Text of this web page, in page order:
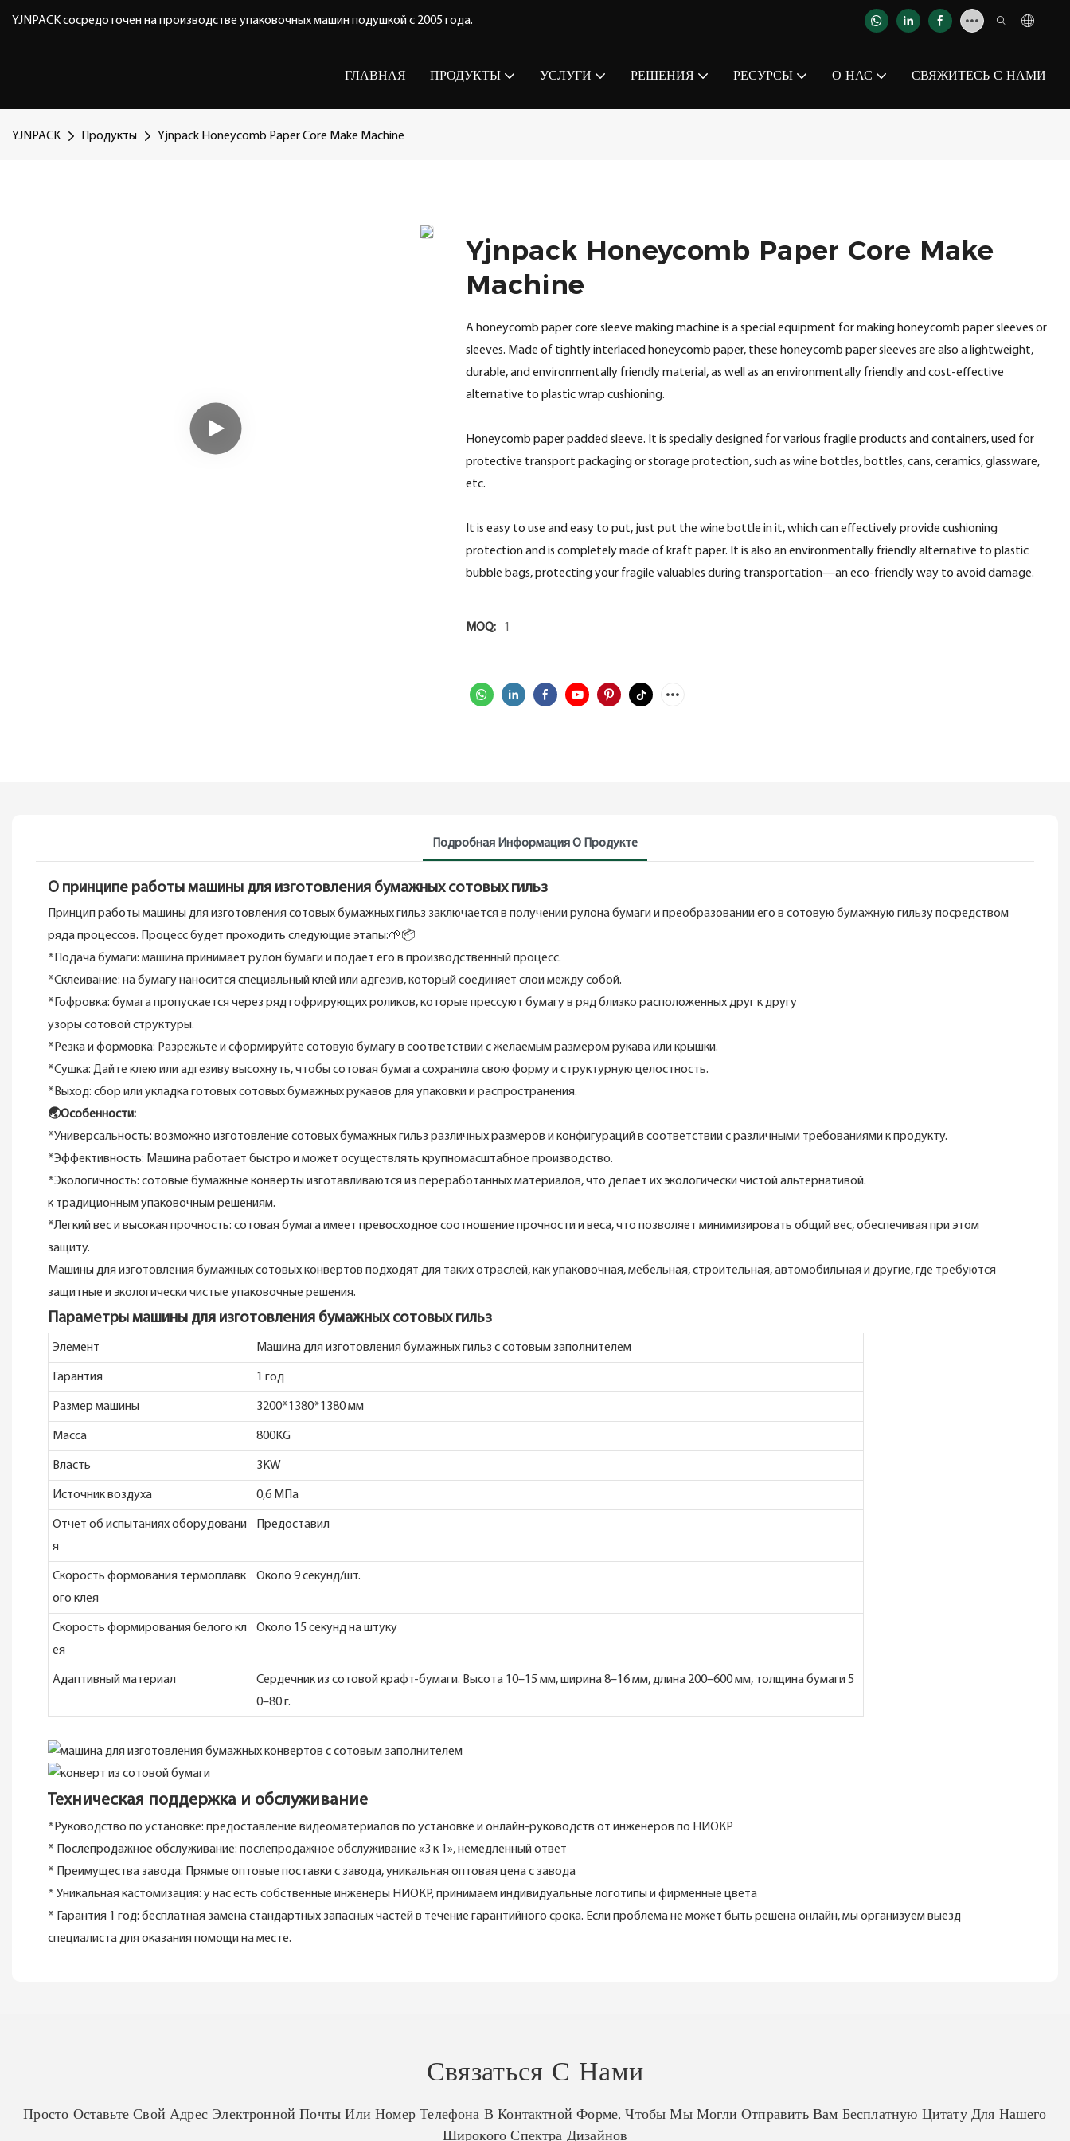
YJNPACK сосредоточен на производстве упаковочных машин подушкой с 2005 года.
ГЛАВНАЯ ПРОДУКТЫ УСЛУГИ РЕШЕНИЯ РЕСУРСЫ О НАС СВЯЖИТЕСЬ С НАМИ
YJNPACK Продукты Yjnpack Honeycomb Paper Core Make Machine
Yjnpack Honeycomb Paper Core Make
Machine
A honeycomb paper core sleeve making machine is a special equipment for making honeycomb paper sleeves or
sleeves. Made of tightly interlaced honeycomb paper, these honeycomb paper sleeves are also a lightweight,
durable, and environmentally friendly material, as well as an environmentally friendly and cost-effective
alternative to plastic wrap cushioning.
Honeycomb paper padded sleeve. It is specially designed for various fragile products and containers, used for
protective transport packaging or storage protection, such as wine bottles, bottles, cans, ceramics, glassware,
etc.
It is easy to use and easy to put, just put the wine bottle in it, which can effectively provide cushioning
protection and is completely made of kraft paper. It is also an environmentally friendly alternative to plastic
bubble bags, protecting your fragile valuables during transportation—an eco-friendly way to avoid damage.
MOQ: 1
Подробная Информация О Продукте
О принципе работы машины для изготовления бумажных сотовых гильз
Принцип работы машины для изготовления сотовых бумажных гильз заключается в получении рулона бумаги и преобразовании его в сотовую бумажную гильзу посредством
ряда процессов. Процесс будет проходить следующие этапы:🌱📦
*Подача бумаги: машина принимает рулон бумаги и подает его в производственный процесс.
*Склеивание: на бумагу наносится специальный клей или адгезив, который соединяет слои между собой.
*Гофровка: бумага пропускается через ряд гофрирующих роликов, которые прессуют бумагу в ряд близко расположенных друг к другу
узоры сотовой структуры.
*Резка и формовка: Разрежьте и сформируйте сотовую бумагу в соответствии с желаемым размером рукава или крышки.
*Сушка: Дайте клею или адгезиву высохнуть, чтобы сотовая бумага сохранила свою форму и структурную целостность.
*Выход: сбор или укладка готовых сотовых бумажных рукавов для упаковки и распространения.
🌏Особенности:
*Универсальность: возможно изготовление сотовых бумажных гильз различных размеров и конфигураций в соответствии с различными требованиями к продукту.
*Эффективность: Машина работает быстро и может осуществлять крупномасштабное производство.
*Экологичность: сотовые бумажные конверты изготавливаются из переработанных материалов, что делает их экологически чистой альтернативой.
к традиционным упаковочным решениям.
*Легкий вес и высокая прочность: сотовая бумага имеет превосходное соотношение прочности и веса, что позволяет минимизировать общий вес, обеспечивая при этом
защиту.
Машины для изготовления бумажных сотовых конвертов подходят для таких отраслей, как упаковочная, мебельная, строительная, автомобильная и другие, где требуются
защитные и экологически чистые упаковочные решения.
Параметры машины для изготовления бумажных сотовых гильз
Элемент Машина для изготовления бумажных гильз с сотовым заполнителем
Гарантия 1 год
Размер машины 3200*1380*1380 мм
Масса 800KG
Власть 3KW
Источник воздуха 0,6 МПа
Отчет об испытаниях оборудовани
я
Предоставил
Скорость формования термоплавк
ого клея
Около 9 секунд/шт.
Скорость формирования белого кл
ея
Около 15 секунд на штуку
Адаптивный материал
Сердечник из сотовой крафт-бумаги. Высота 10–15 мм, ширина 8–16 мм, длина 200–600 мм, толщина бумаги 5
0–80 г.
Техническая поддержка и обслуживание
*Руководство по установке: предоставление видеоматериалов по установке и онлайн-руководств от инженеров по НИОКР
* Послепродажное обслуживание: послепродажное обслуживание «3 к 1», немедленный ответ
* Преимущества завода: Прямые оптовые поставки с завода, уникальная оптовая цена с завода
* Уникальная кастомизация: у нас есть собственные инженеры НИОКР, принимаем индивидуальные логотипы и фирменные цвета
* Гарантия 1 год: бесплатная замена стандартных запасных частей в течение гарантийного срока. Если проблема не может быть решена онлайн, мы организуем выезд
специалиста для оказания помощи на месте.
Связаться С Нами
Просто Оставьте Свой Адрес Электронной Почты Или Номер Телефона В Контактной Форме, Чтобы Мы Могли Отправить Вам Бесплатную Цитату Для Нашего
Широкого Спектра Дизайнов